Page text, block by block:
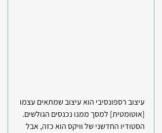
עיצוב רספונסיבי הוא עיצוב שמתאים עצמו
[אוטומטית] למסך ממנו נכנסים הגולשים.
הסטודיו החדשני של וויקס הוא כזה, אבל